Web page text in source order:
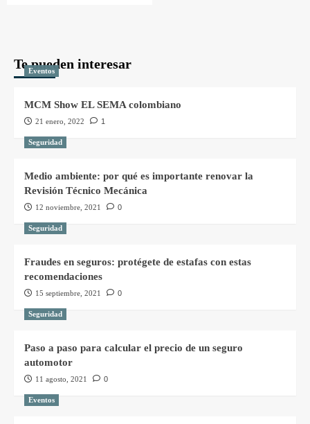
Te pueden interesar
Eventos
MCM Show EL SEMA colombiano
21 enero, 2022 1
Seguridad
Medio ambiente: por qué es importante renovar la
Revisión Técnico Mecánica
12 noviembre, 2021 0
Seguridad
Fraudes en seguros: protégete de estafas con estas
recomendaciones
15 septiembre, 2021 0
Seguridad
Paso a paso para calcular el precio de un seguro
automotor
11 agosto, 2021 0
Eventos